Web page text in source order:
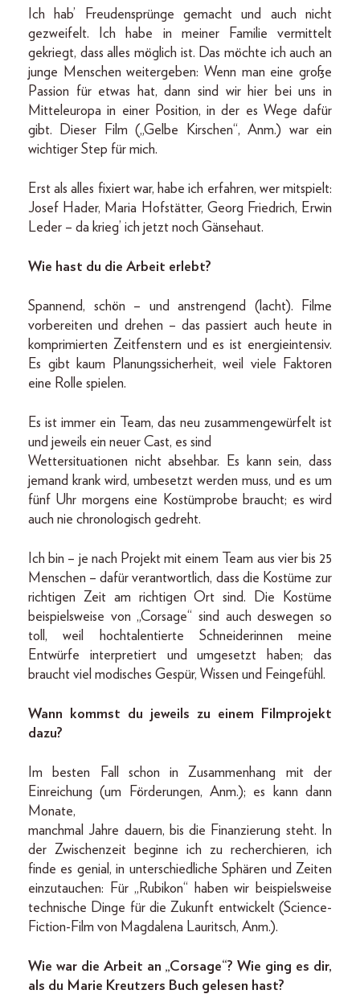
Ich hab’ Freudensprünge gemacht und auch nicht
gezweifelt. Ich habe in meiner Familie vermittelt
gekriegt, dass alles möglich ist. Das möchte ich auch an
junge Menschen weitergeben: Wenn man eine große
Passion für etwas hat, dann sind wir hier bei uns in
Mitteleuropa in einer Position, in der es Wege dafür
gibt. Dieser Film („Gelbe Kirschen“, Anm.) war ein
wichtiger Step für mich.
Erst als alles fixiert war, habe ich erfahren, wer mitspielt:
Josef Hader, Maria Hofstätter, Georg Friedrich, Erwin
Leder – da krieg’ ich jetzt noch Gänsehaut.
Wie hast du die Arbeit erlebt?
Spannend, schön – und anstrengend (lacht). Filme
vorbereiten und drehen – das passiert auch heute in
komprimierten Zeitfenstern und es ist energieintensiv.
Es gibt kaum Planungssicherheit, weil viele Faktoren
eine Rolle spielen.
Es ist immer ein Team, das neu zusammengewürfelt ist
und jeweils ein neuer Cast, es sind
Wettersituationen nicht absehbar. Es kann sein, dass
jemand krank wird, umbesetzt werden muss, und es um
fünf Uhr morgens eine Kostümprobe braucht; es wird
auch nie chronologisch gedreht.
Ich bin – je nach Projekt mit einem Team aus vier bis 25
Menschen – dafür verantwortlich, dass die Kostüme zur
richtigen Zeit am richtigen Ort sind. Die Kostüme
beispielsweise von „Corsage“ sind auch deswegen so
toll, weil hochtalentierte Schneiderinnen meine
Entwürfe interpretiert und umgesetzt haben; das
braucht viel modisches Gespür, Wissen und Feingefühl.
Wann kommst du jeweils zu einem Filmprojekt
dazu?
Im besten Fall schon in Zusammenhang mit der
Einreichung (um Förderungen, Anm.); es kann dann
Monate,
manchmal Jahre dauern, bis die Finanzierung steht. In
der Zwischenzeit beginne ich zu recherchieren, ich
finde es genial, in unterschiedliche Sphären und Zeiten
einzutauchen: Für „Rubikon“ haben wir beispielsweise
technische Dinge für die Zukunft entwickelt (Science-
Fiction-Film von Magdalena Lauritsch, Anm.).
Wie war die Arbeit an „Corsage“? Wie ging es dir,
als du Marie Kreutzers Buch gelesen hast?